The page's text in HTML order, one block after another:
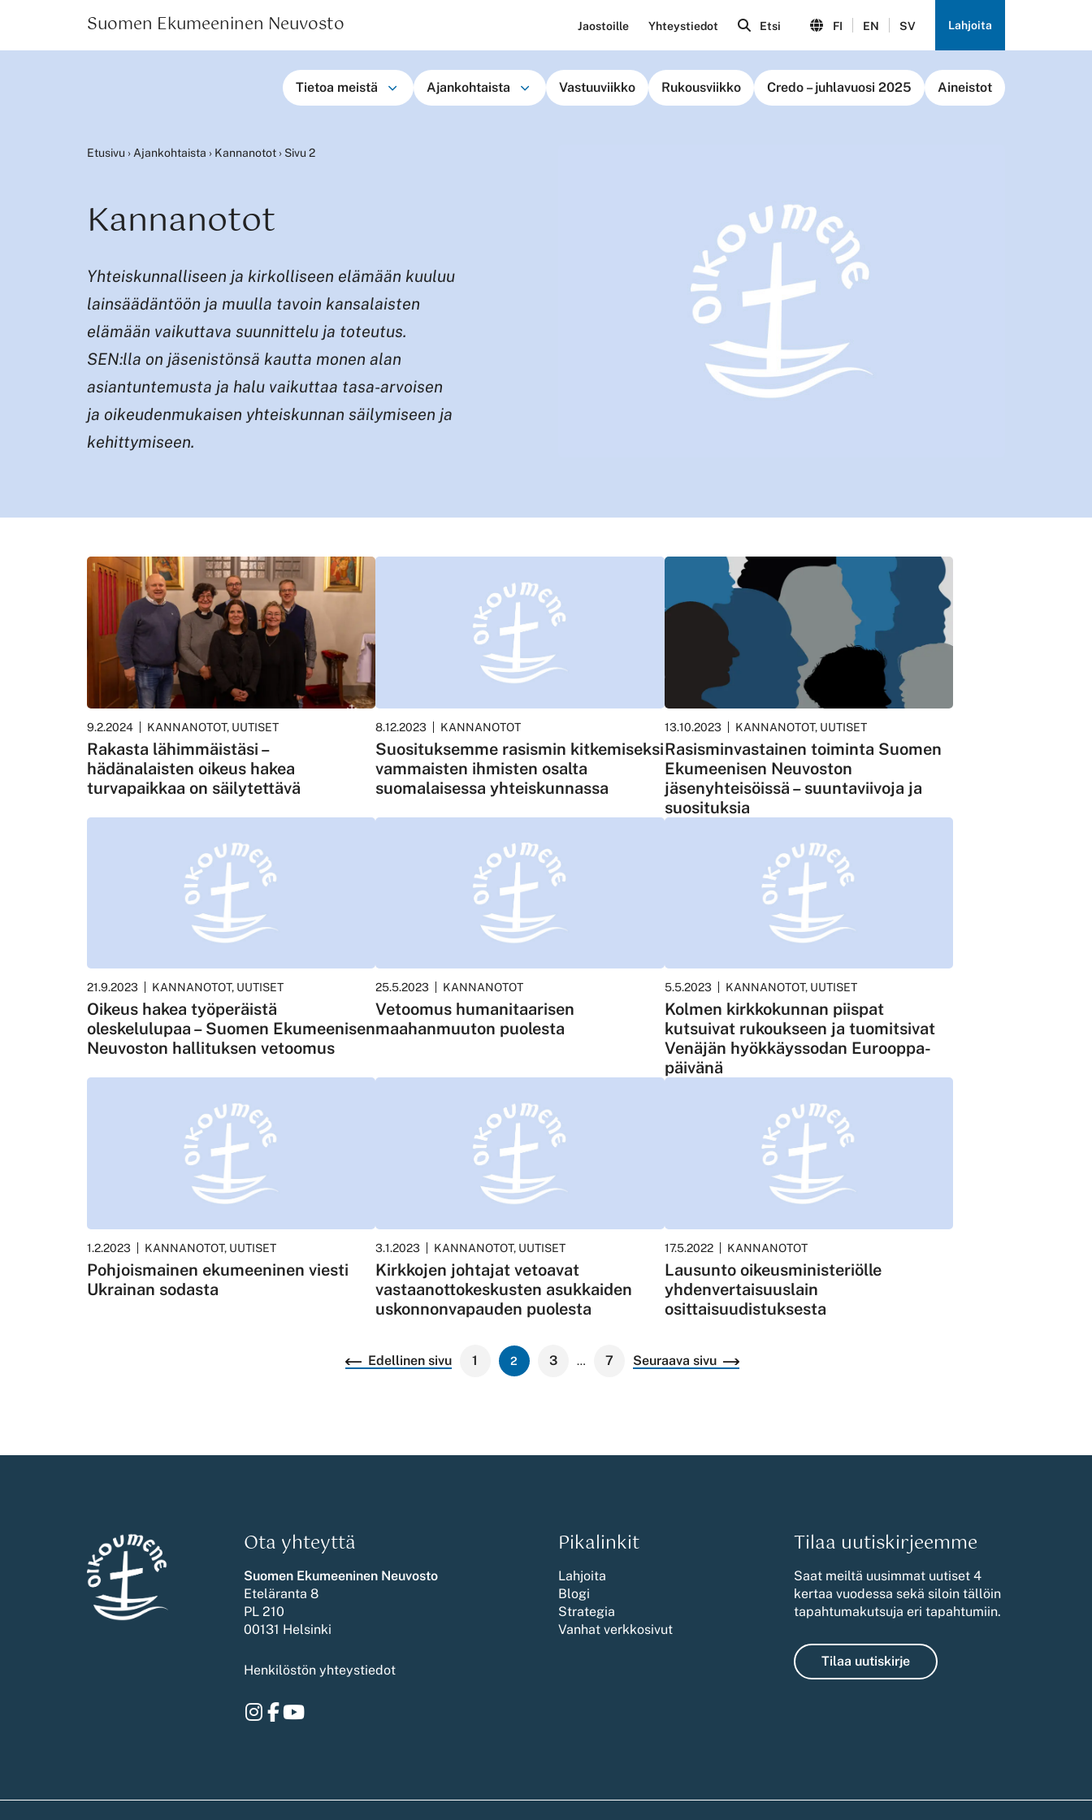
Suomen Ekumeeninen Neuvosto Jaostoille Yhteystiedot Etsi FI EN SV Lahjoita
Tietoa meistä Ajankohtaista Vastuuviikko Rukousviikko Credo – juhlavuosi 2025 Aineistot
Etusivu › Ajankohtaista › Kannanotot › Sivu 2
Kannanotot
Yhteiskunnalliseen ja kirkolliseen elämään kuuluu
lainsäädäntöön ja muulla tavoin kansalaisten
elämään vaikuttava suunnittelu ja toteutus.
SEN:lla on jäsenistönsä kautta monen alan
asiantuntemusta ja halu vaikuttaa tasa-arvoisen
ja oikeudenmukaisen yhteiskunnan säilymiseen ja
kehittymiseen.
9.2.2024 KANNANOTOT, UUTISET
Rakasta lähimmäistäsi –
hädänalaisten oikeus hakea
turvapaikkaa on säilytettävä
8.12.2023 KANNANOTOT
Suosituksemme rasismin kitkemiseksi
vammaisten ihmisten osalta
suomalaisessa yhteiskunnassa
13.10.2023 KANNANOTOT, UUTISET
Rasisminvastainen toiminta Suomen
Ekumeenisen Neuvoston
jäsenyhteisöissä – suuntaviivoja ja
suosituksia
21.9.2023 KANNANOTOT, UUTISET
Oikeus hakea työperäistä
oleskelulupaa – Suomen Ekumeenisen
Neuvoston hallituksen vetoomus
25.5.2023 KANNANOTOT
Vetoomus humanitaarisen
maahanmuuton puolesta
5.5.2023 KANNANOTOT, UUTISET
Kolmen kirkkokunnan piispat
kutsuivat rukoukseen ja tuomitsivat
Venäjän hyökkäyssodan Eurooppa-
päivänä
1.2.2023 KANNANOTOT, UUTISET
Pohjoismainen ekumeeninen viesti
Ukrainan sodasta
3.1.2023 KANNANOTOT, UUTISET
Kirkkojen johtajat vetoavat
vastaanottokeskusten asukkaiden
uskonnonvapauden puolesta
17.5.2022 KANNANOTOT
Lausunto oikeusministeriölle
yhdenvertaisuuslain
osittaisuudistuksesta
Edellinen sivu 1 2 3 … 7 Seuraava sivu
Ota yhteyttä
Suomen Ekumeeninen Neuvosto
Eteläranta 8
PL 210
00131 Helsinki
Henkilöstön yhteystiedot
Instagram
Facebook
Youtube
Pikalinkit
Lahjoita
Blogi
Strategia
Vanhat verkkosivut
Tilaa uutiskirjeemme
Saat meiltä uusimmat uutiset 4
kertaa vuodessa sekä siloin tällöin
tapahtumakutsuja eri tapahtumiin.
Tilaa uutiskirje